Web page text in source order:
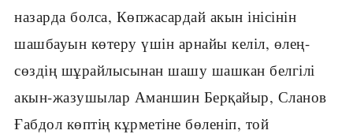
назарда болса, Көпжасардай акын інісінін
шашбауын көтеру үшін арнайы келіл, өлең-
сөздің шұрайлысынан шашу шашкан белгілі
акын-жазушылар Аманшин Берқайыр, Сланов
Ғабдол көптің кұрметіне бөленіп, той